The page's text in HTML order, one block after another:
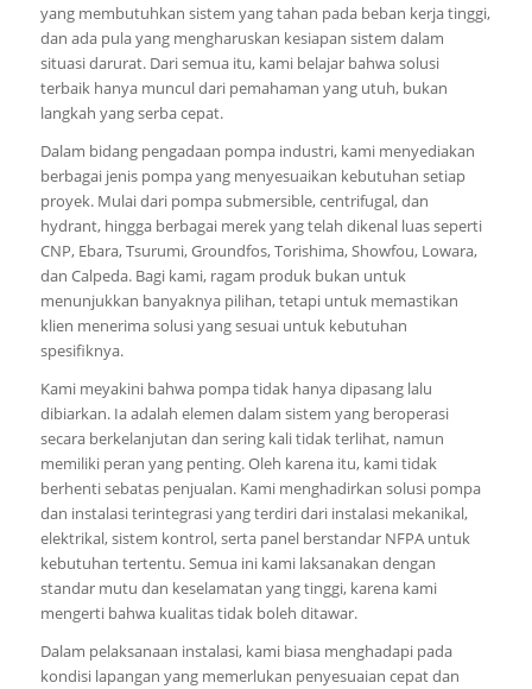
yang membutuhkan sistem yang tahan pada beban kerja tinggi,
dan ada pula yang mengharuskan kesiapan sistem dalam
situasi darurat. Dari semua itu, kami belajar bahwa solusi
terbaik hanya muncul dari pemahaman yang utuh, bukan
langkah yang serba cepat.
Dalam bidang pengadaan pompa industri, kami menyediakan
berbagai jenis pompa yang menyesuaikan kebutuhan setiap
proyek. Mulai dari pompa submersible, centrifugal, dan
hydrant, hingga berbagai merek yang telah dikenal luas seperti
CNP, Ebara, Tsurumi, Groundfos, Torishima, Showfou, Lowara,
dan Calpeda. Bagi kami, ragam produk bukan untuk
menunjukkan banyaknya pilihan, tetapi untuk memastikan
klien menerima solusi yang sesuai untuk kebutuhan
spesifiknya.
Kami meyakini bahwa pompa tidak hanya dipasang lalu
dibiarkan. Ia adalah elemen dalam sistem yang beroperasi
secara berkelanjutan dan sering kali tidak terlihat, namun
memiliki peran yang penting. Oleh karena itu, kami tidak
berhenti sebatas penjualan. Kami menghadirkan solusi pompa
dan instalasi terintegrasi yang terdiri dari instalasi mekanikal,
elektrikal, sistem kontrol, serta panel berstandar NFPA untuk
kebutuhan tertentu. Semua ini kami laksanakan dengan
standar mutu dan keselamatan yang tinggi, karena kami
mengerti bahwa kualitas tidak boleh ditawar.
Dalam pelaksanaan instalasi, kami biasa menghadapi pada
kondisi lapangan yang memerlukan penyesuaian cepat dan